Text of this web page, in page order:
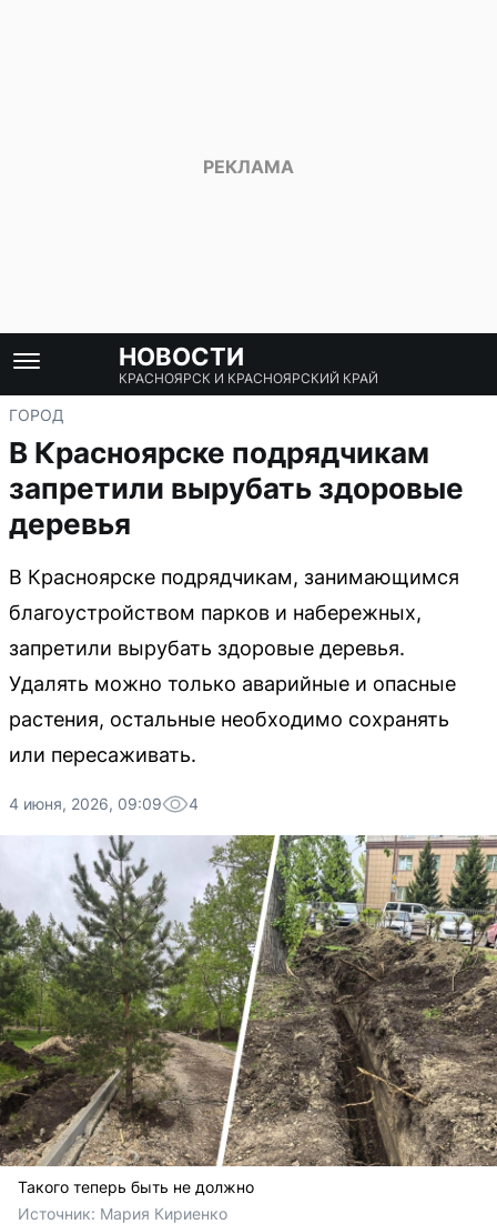
НОВОСТИ
КРАСНОЯРСК И КРАСНОЯРСКИЙ КРАЙ
ГОРОД
В Красноярске подрядчикам
запретили вырубать здоровые
деревья
В Красноярске подрядчикам, занимающимся
благоустройством парков и набережных,
запретили вырубать здоровые деревья.
Удалять можно только аварийные и опасные
растения, остальные необходимо сохранять
или пересаживать.
4 июня, 2026, 09:09 4
Такого теперь быть не должно
Источник: Мария Кириенко